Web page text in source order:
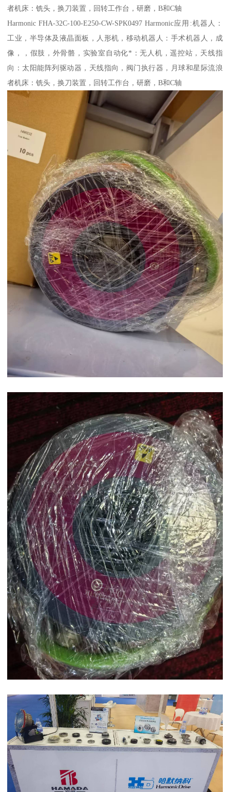
者机床：铣头，换刀装置，回转工作台，研磨，B和C轴
Harmonic FHA-32C-100-E250-CW-SPK0497 Harmonic应用:机器人：
工业，半导体及液晶面板，人形机，移动机器人：手术机器人，成
像，，假肢，外骨骼，实验室自动化*：无人机，遥控站，天线指
向：太阳能阵列驱动器，天线指向，阀门执行器，月球和星际流浪
者机床：铣头，换刀装置，回转工作台，研磨，B和C轴